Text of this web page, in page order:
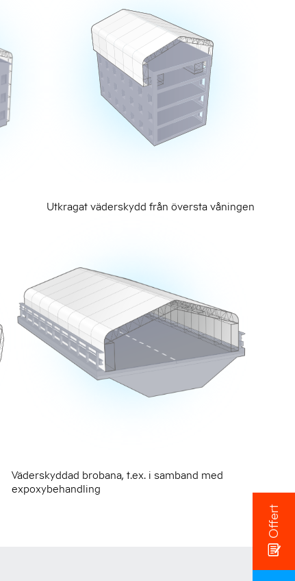
Offert
Utkragat väderskydd från översta våningen
Väderskyddad brobana, t.ex. i samband med
expoxybehandling